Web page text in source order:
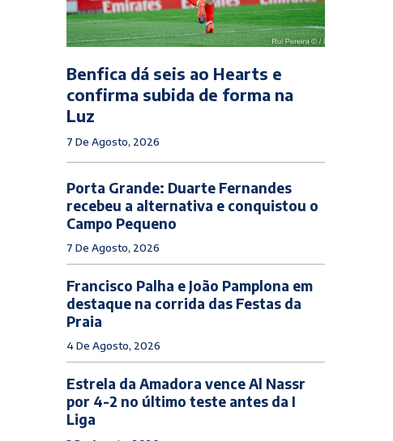
Benfica dá seis ao Hearts e
confirma subida de forma na
Luz
7 De Agosto, 2026
Porta Grande: Duarte Fernandes
recebeu a alternativa e conquistou o
Campo Pequeno
7 De Agosto, 2026
Francisco Palha e João Pamplona em
destaque na corrida das Festas da
Praia
4 De Agosto, 2026
Estrela da Amadora vence Al Nassr
por 4-2 no último teste antes da I
Liga